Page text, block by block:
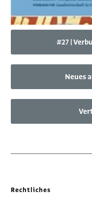
#27 |
Neues
Rechtliches